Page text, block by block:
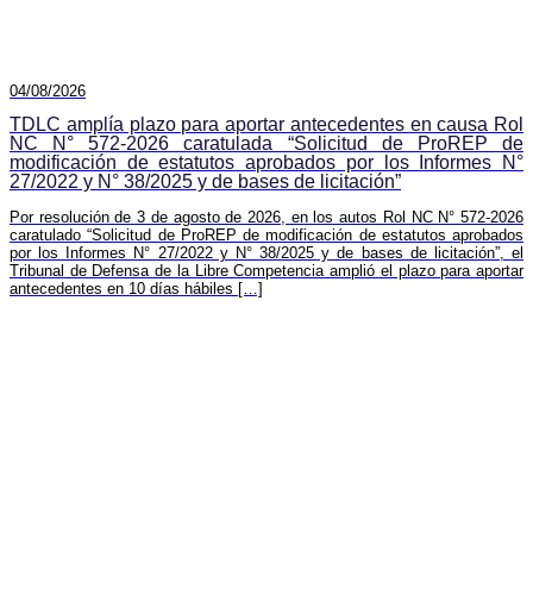
04/08/2026
TDLC amplía plazo para aportar antecedentes en causa Rol
NC N° 572-2026 caratulada “Solicitud de ProREP de
modificación de estatutos aprobados por los Informes N°
27/2022 y N° 38/2025 y de bases de licitación”
Por resolución de 3 de agosto de 2026, en los autos Rol NC N° 572-2026
caratulado “Solicitud de ProREP de modificación de estatutos aprobados
por los Informes N° 27/2022 y N° 38/2025 y de bases de licitación”, el
Tribunal de Defensa de la Libre Competencia amplió el plazo para aportar
antecedentes en 10 días hábiles […]